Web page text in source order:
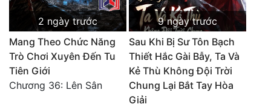
2 ngày trước
Mang Theo Chức Năng
Trò Chơi Xuyên Đến Tu
Tiên Giới
Chương 36: Lên Sân
9 ngày trước
Sau Khi Bị Sư Tôn Bạch
Thiết Hắc Gài Bẫy, Ta Và
Kẻ Thù Không Đội Trời
Chung Lại Bắt Tay Hòa
Giải